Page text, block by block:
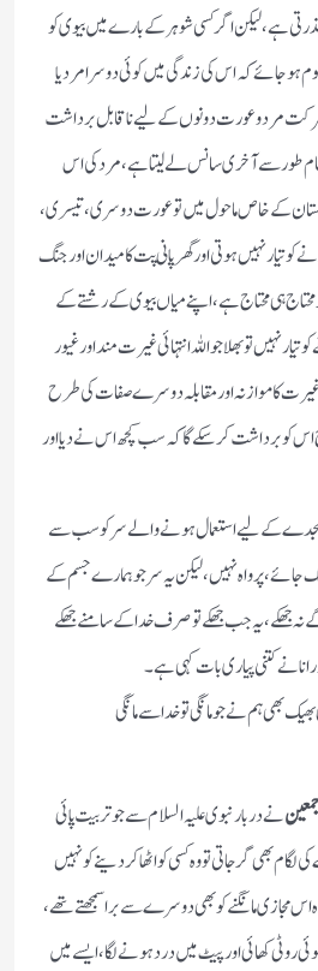
ہے، لیکن اگر کسی شوہر کے بارے میں بیوی کو
ہو جائے کہ اس کی زندگی میں کوئی دوسرا مرد یا
مرد وعورت دونوں کے لیے نا قابل برداشت
طور سے آخری سانس لے لیتا ہے، مرد کی اس
کے خاص ماحول میں تو عورت دوسری ، تیسری ،
تیار نہیں ہوتی اور گھر پانی پت کا میدان اور جنگ
محتاج ہی محتاج ہے، اپنے میاں بیوی کے رشتے کے
نہیں تو بھلا جو اللہ انتہائی غیرت مند اور غیور
کا موازنہ اور مقابلہ دوسرے صفات کی طرح
اس کو برداشت کر سکے گا کہ سب کچھ اس نے دیا اور
سجدے کے لیے استعمال ہونے والے سر کو سب سے
جائے، پر واہ نہیں، لیکن یہ سر جو ہمارے جسم کے
جھکے، یہ جب جھکے تو صرف خدا کے سامنے جھکے
رانا نے کتنی پیاری بات کہی ہے۔
بھی ہم نے جو مانگی تو خدا سے مانگی
نے دربار نبوی علیہ السلام سے جو تربیت پائی
بھی گرجاتی تو وہ کسی کو اٹھا کر دینے کو نہیں
اس مجازی مانگنے کو بھی دوسرے سے برا سمجھتے تھے،
روٹی کھائی اور پیٹ میں درد ہونے لگا ، ایسے میں